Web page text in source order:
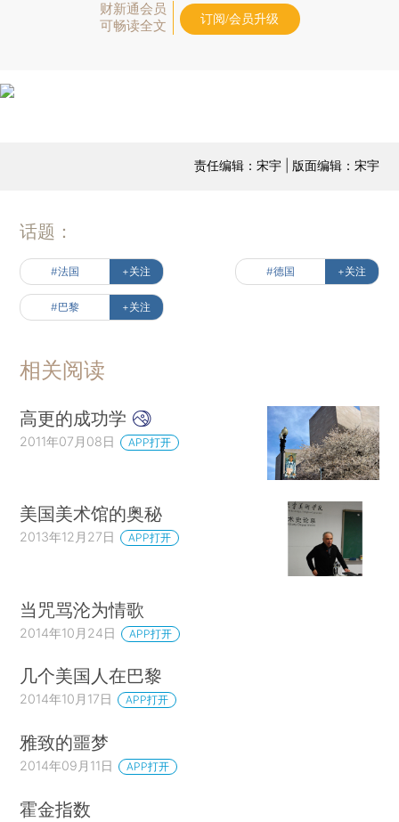
财新通会员
可畅读全文
订阅/会员升级
责任编辑：宋宇 | 版面编辑：宋宇
话题：
#法国 +关注 #德国 +关注
#巴黎 +关注
相关阅读
高更的成功学
2011年07月08日 APP打开
美国美术馆的奥秘
2013年12月27日 APP打开
当咒骂沦为情歌
2014年10月24日 APP打开
几个美国人在巴黎
2014年10月17日 APP打开
雅致的噩梦
2014年09月11日 APP打开
霍金指数